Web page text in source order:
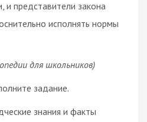
и представители закона
исполнять нормы
для школьников)
задание.
знания и факты